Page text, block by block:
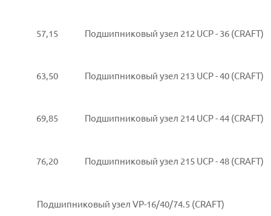
57,15 Подшипниковый узел 212 UCP - 36 (CRAFT)
63,50 Подшипниковый узел 213 UCP - 40 (CRAFT)
69,85 Подшипниковый узел 214 UCP - 44 (CRAFT)
76,20 Подшипниковый узел 215 UCP - 48 (CRAFT)
Подшипниковый узел VP-16/40/74.5 (CRAFT)